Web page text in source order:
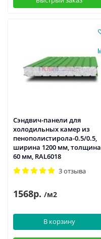
Сэндвич-панели для
холодильных камер из
пенополистирола-0.5/0.5,
ширина 1200 мм, толщина
60 мм, RAL6018
3 отзыва
1568р. /м2
В корзину